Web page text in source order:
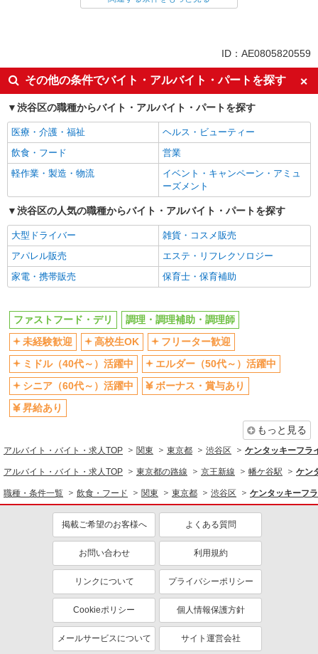
未経験歓迎
高校生OK
フリーター歓迎
ミドル（40代～）活躍中
エルダー（50代～）活躍中
シニア（60代～）活躍中
ボーナス・賞与あり
昇給あり
週1日勤務OK
週2～3日勤務OK
短時間勤務（1日4h以内）OK
上場企業・上場企業のグループ会
社
扶養内勤務OK
交通費支給
社会保険あり
まかない・食事補助
社員登用あり
同じ職種から求人を探す
ファストフード・デリ
調理・調理補助・調理師
同じ特徴から求人を探す
未経験歓迎
高校生OK
ミドル（40代～）活躍中
ボーナス・賞与あり
週1日勤務OK
上場企業・上場企業のグループ会
社
扶養内勤務OK
交通費支給
社会保険あり
まかない・食事補助
社員登用あり
ID：AE0805820559
その他の条件でバイト・アルバイト・パートを探す
渋谷区の職種からバイト・アルバイト・パートを探す
医療・介護・福祉
ヘルス・ビューティー
飲食・フード
営業
軽作業・製造・物流
イベント・キャンペーン・アミュ
ーズメント
渋谷区の人気の職種からバイト・アルバイト・パートを探す
大型ドライバー
雑貨・コスメ販売
アパレル販売
エステ・リフレクソロジー
家電・携帯販売
保育士・保育補助
ファストフード・デリ
調理・調理補助・調理師
未経験歓迎
高校生OK
フリーター歓迎
ミドル（40代～）活躍中
エルダー（50代～）活躍中
シニア（60代～）活躍中
ボーナス・賞与あり
昇給あり
もっと見る
アルバイト・バイト・求人TOP 関東 東京都 渋谷区 ケンタッキーフ
アルバイト・バイト・求人TOP 東京都の路線 京王新線 幡ケ谷駅 ケン
職種・条件一覧 飲食・フード 関東 東京都 渋谷区 ケンタッキーフ
掲載ご希望のお客様へ よくある質問
お問い合わせ 利用規約
リンクについて プライバシーポリシー
Cookieポリシー 個人情報保護方針
メールサービスについて サイト運営会社